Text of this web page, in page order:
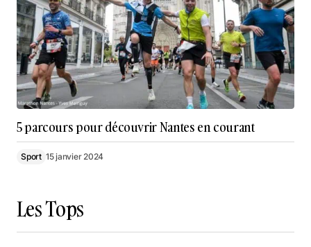
5 parcours pour découvrir Nantes en courant
Sport 15 janvier 2024
Les Tops